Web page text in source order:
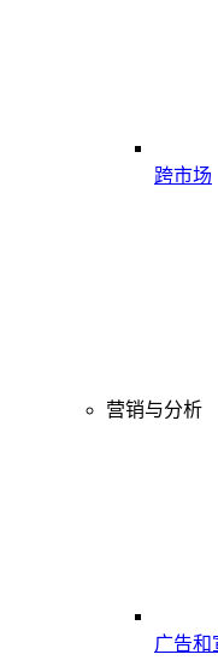
跨市场
营销与分析
广告和